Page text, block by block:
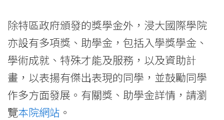
浸
會
大
學
除特區政府頒發的獎學金外，浸大國際學院
亦設有多項獎、助學金，包括入學獎學金、
學術成就、特殊才能及服務，以及資助計
畫，以表揚有傑出表現的同學，並鼓勵同學
作多方面發展。有關獎、助學金詳情，請瀏
覽本院網站 。